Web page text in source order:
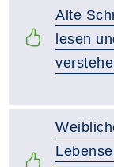
Alte
lesen